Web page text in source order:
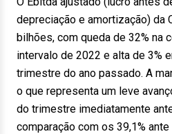
depreciação e amortização) da
bilhões, com queda de 32% na
intervalo de 2022 e alta de 3%
trimestre do ano passado. A
o que representa um leve
do trimestre imediatamente
comparação com os 39,1%